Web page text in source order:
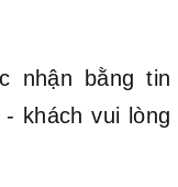
nhận bằng tin
khách vui lòng